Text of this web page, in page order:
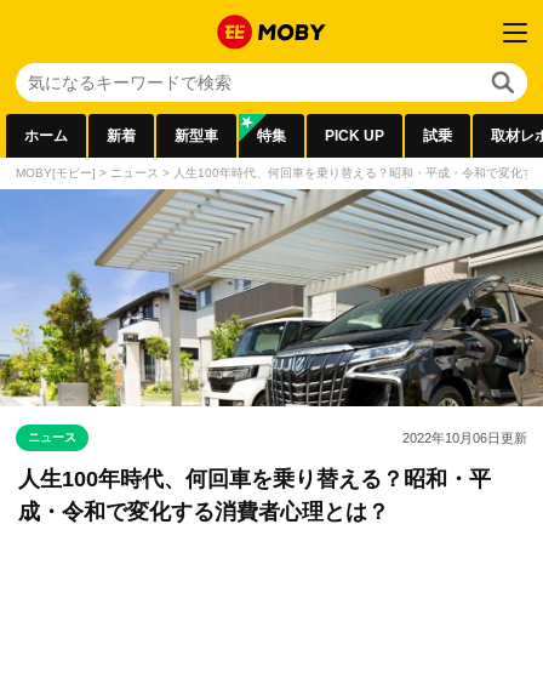
ホーム 新着 新型車 特集 PICK UP 試乗 取材レ
MOBY[モビー] > ニュース > 人生100年時代、何回車を乗り替える？昭和・平成・令和で変化す
ニュース 2022年10月06日更新
人生100年時代、何回車を乗り替える？昭和・平
成・令和で変化する消費者心理とは？